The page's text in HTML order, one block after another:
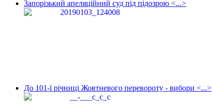
Запорізький апеляційний суд під підозрою <...>
До 101-ї річниці Жовтневого перевороту - вибори <...>